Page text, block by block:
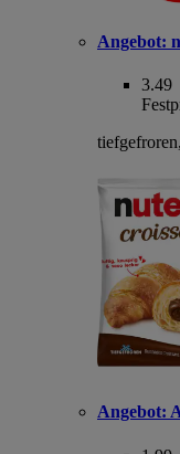
Angebot:
3.49
Angebot: